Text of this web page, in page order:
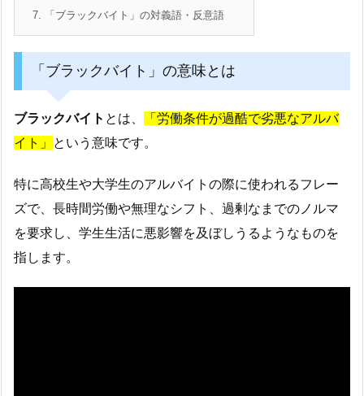
7. 「ブラックバイト」の対義語・反意語
「ブラックバイト」の意味とは
ブラックバイト とは、
「労働条件が過酷で劣悪なアルバ
イト」
という意味です。
特に高校生や大学生のアルバイトの際に使われるフレー
ズで、長時間労働や無理なシフト、過剰なまでのノルマ
を要求し、学生生活に悪影響を及ぼしうるようなものを
指します。